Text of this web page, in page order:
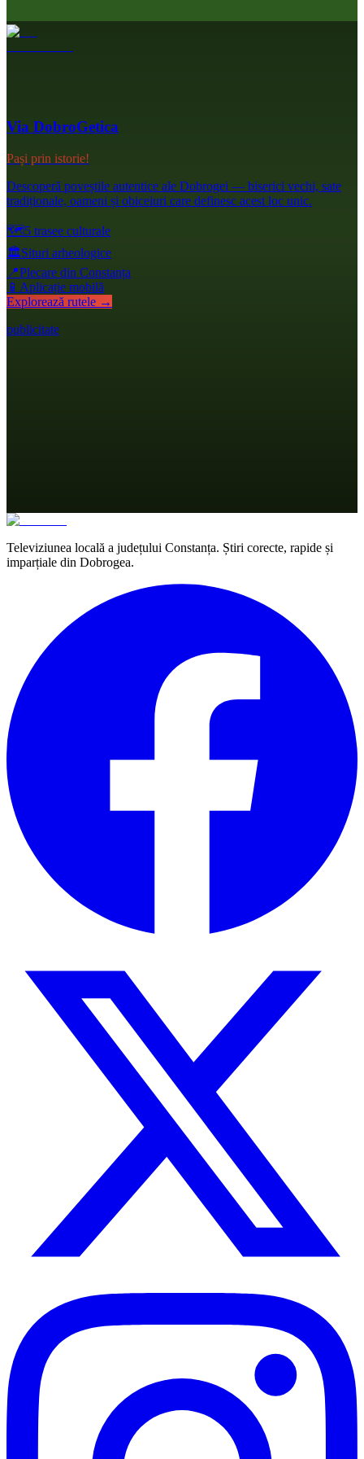
Via DobroGetica
Pași prin istorie!
Descoperă poveștile autentice ale Dobrogei — biserici vechi, sate
tradiționale, oameni și obiceiuri care definesc acest loc unic.
🗺️5 trasee culturale
🏛️Situri arheologice
📍Plecare din Constanța
📱 Aplicație mobilă
Explorează rutele →
publicitate
Televiziunea locală a județului Constanța. Știri corecte, rapide și
imparțiale din Dobrogea.